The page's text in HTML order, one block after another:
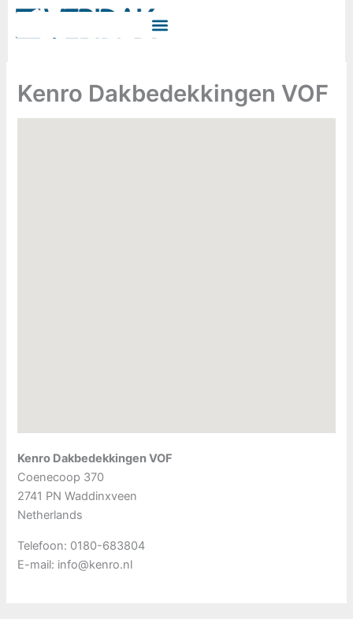
Kenro Dakbedekkingen VOF
Kenro Dakbedekkingen VOF
Coenecoop 370
2741 PNWaddinxveen
Netherlands
Telefoon: 0180-683804
E-mail: info@kenro.nl